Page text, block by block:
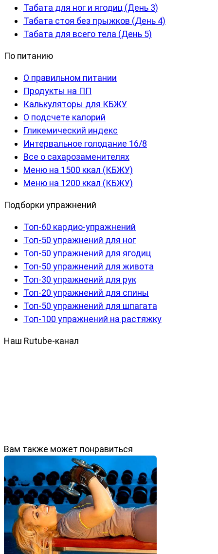
Табата для ног и ягодиц (День 3)
Табата стоя без прыжков (День 4)
Табата для всего тела (День 5)
По питанию
О правильном питании
Продукты на ПП
Калькуляторы для КБЖУ
О подсчете калорий
Гликемический индекс
Интервальное голодание 16/8
Все о сахарозаменителях
Меню на 1500 ккал (КБЖУ)
Меню на 1200 ккал (КБЖУ)
Подборки упражнений
Топ-60 кардио-упражнений
Топ-50 упражнений для ног
Топ-50 упражнений для ягодиц
Топ-50 упражнений для живота
Топ-30 упражнений для рук
Топ-20 упражнений для спины
Топ-50 упражнений для шпагата
Топ-100 упражнений на растяжку
Наш Rutube-канал
Вам также может понравиться